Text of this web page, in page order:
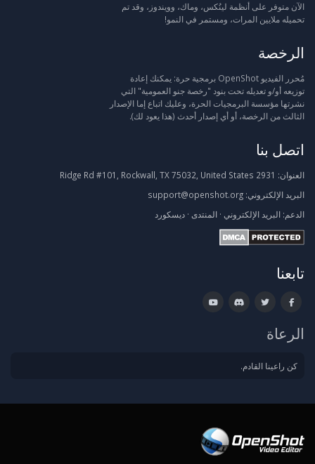
الآن متوفر على أنظمة لينُكس، وماك، وويندوز، وقد تم
تحميله ملايين المرات، ومستمر في النمو!
الرخصة
مُحرر الفيديو OpenShot برمجية حرة: يمكنك إعادة
توزيعه أو/و تعديله تحت بنود "رخصة جنو العمومية" التي
نشرتها مؤسسة البرمجيات الحرة، وعليك اتباع إما الإصدار
الثالث من الرخصة، أو أي إصدار أحدث (هذا يعود لك).
اتصل بنا
العنوان:
البريد الإلكتروني: support@openshot.org
الدعم: البريد الإلكتروني · المنتدى · ديسكورد
تابعنا
الرعاة
كن راعينا القادم.